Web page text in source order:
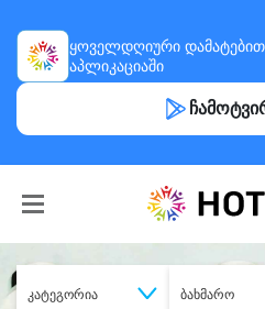
ყოველდღიური
აპლიკაციაში
კატეგორია ბახმარო